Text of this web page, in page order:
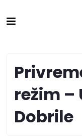
režim –
Dobrile